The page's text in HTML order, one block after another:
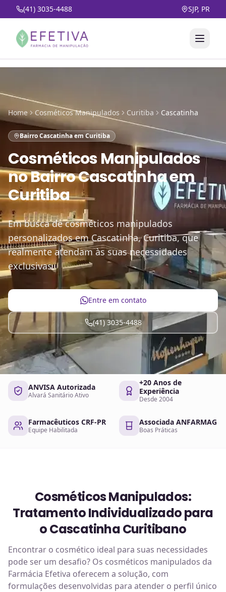
(41) 3035-4488 SJP, PR
Home Cosméticos Manipulados Curitiba Cascatinha
Bairro Cascatinha em Curitiba
Cosméticos Manipulados
noBairro Cascatinha em
Curitiba
Em busca de cosméticos manipulados
personalizados em Cascatinha, Curitiba, que
realmente atendam às suas necessidades
exclusivas.
Entre em contato
(41) 3035-4488
ANVISA Autorizada
Alvará Sanitário Ativo
+20 Anos de
Experiência
Desde 2004
Farmacêuticos CRF-PR
Equipe Habilitada
Associada ANFARMAG
Boas Práticas
Cosméticos Manipulados:
Tratamento Individualizado para
o Cascatinha Curitibano
Encontrar o cosmético ideal para suas necessidades
pode ser um desafio? Os cosméticos manipulados da
Farmácia Efetiva oferecem a solução, com
formulações desenvolvidas para atender o perfil único